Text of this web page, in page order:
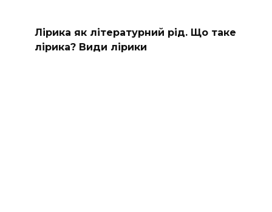
Лірика як літературний рід. Що таке
лірика? Види лірики